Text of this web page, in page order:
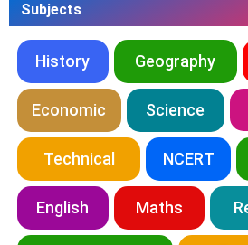
Subjects
History Geography
Economic Science
Technical NCERT
English Maths